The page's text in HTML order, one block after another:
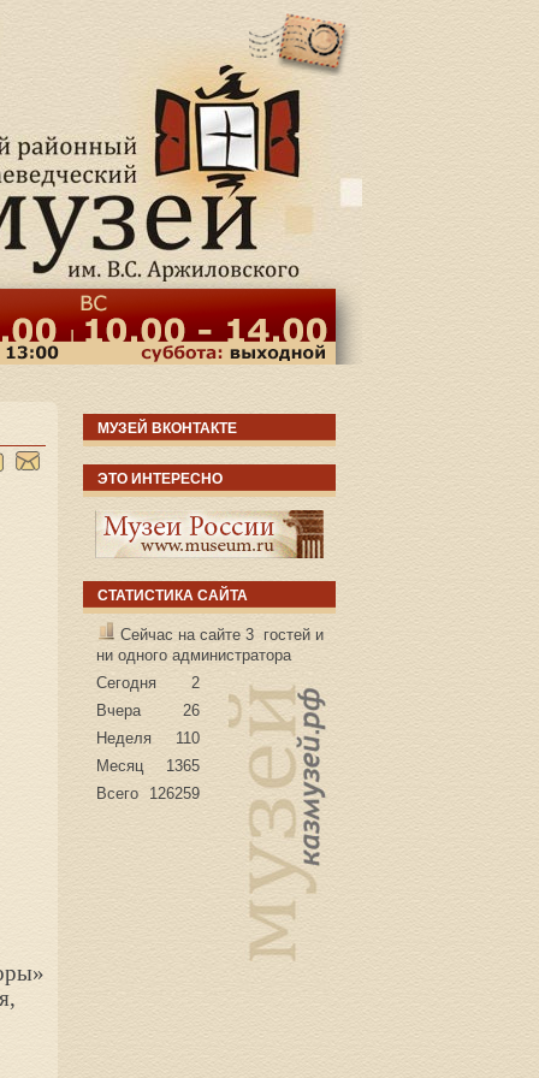
МУЗЕЙ ВКОНТАКТЕ
ЭТО ИНТЕРЕСНО
СТАТИСТИКА САЙТА
Сейчас на сайте 3 гостей и
ни одного администратора
Сегодня
2
Вчера
26
Неделя
110
Месяц
1365
Всего
126259